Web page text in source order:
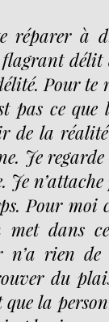
réparer à
Pour
pas ce que
de la
Je
Je
Pour moi
met dans
n’a rien
du
la